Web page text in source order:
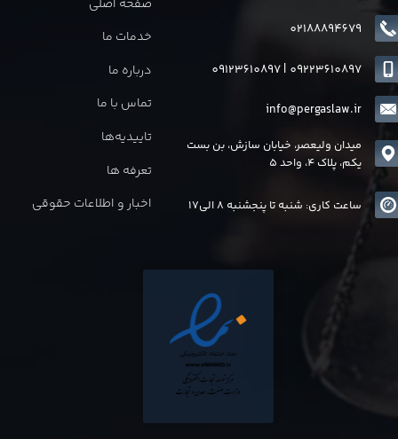
صفحه اصلی
خدمات ما
درباره ما
تماس با ما
تاییدیه‌ها
تعرفه ها
اخبار و اطلاعات حقوقی
02188894679
info@pergaslaw.ir
09123610897| 09223610897
میدان ولیعصر، خیابان سازش، بن بست
یکم، پلاک 4، واحد 5
ساعت کاری: شنبه تا پنجشنبه 8 الی17